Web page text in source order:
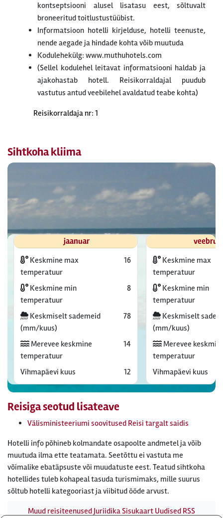
kontseptsiooni alusel lisatasu eest, sõltuvalt
broneeritud toitlustustüübist.
Informatsioon hotelli kirjelduse, hotelli teenuste,
nende aegade ja hindade kohta võib muutuda
Kodulehekülg: www.muthuhotels.com
(Sellel kodulehel leitavat informatsiooni haldab ja
ajakohastab hotell. Reisikorraldajal puudub
vastutus antud veebilehel avaldatud teabe kohta)
Reisikorraldaja nr: 1
Sihtkoha kliima
jaanuar
Keskmine max
temperatuur
16
Keskmine min
temperatuur
8
Keskmiselt sademeid
(mm/kuus)
78
Merevee keskmine
temperatuur
14
Vihmapäevi kuus 12
Keskmine max
temperatuur
Keskmine min
temperatuur
Keskmiselt
(mm/kuus)
Merevee
temperatuur
Vihmapäevi kuus
Reisiga seotud lisateave
Välisministeeriumi soovitused Reisi targalt saidis
Hotelli info põhineb kolmandate osapoolte andmetel ja võib
muutuda ilma ette teatamata. Seetõttu ei vastuta me
võimalike ebatäpsuste või muudatuste eest. Teatud sihtkoha
hotellides tuleb kohapeal tasuda turismimaks, mille suurus
sõltub hotelli kategooriast ja viibitud ööde arvust.
Muud reisiteenusedJuriidikaSisukaart Uudised RSS